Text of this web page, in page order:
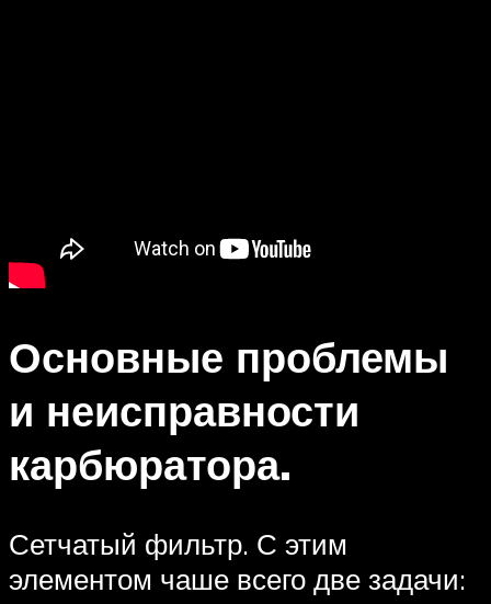
Основные проблемы
и неисправности
карбюратора.
Сетчатый фильтр. С этим
элементом чаше всего две задачи: